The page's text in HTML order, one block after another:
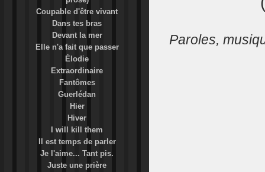
Coupable d'être vivant
Dans tes bras
Devant la mer
Elle n'a fait que passer
Élodie
Extraordinaire
Fantômes
Guerlédan
Hier
Hiver
I will kill them
Il est temps de parler
Je l'aime... Tant pis.
Juste une prière
Paroles,